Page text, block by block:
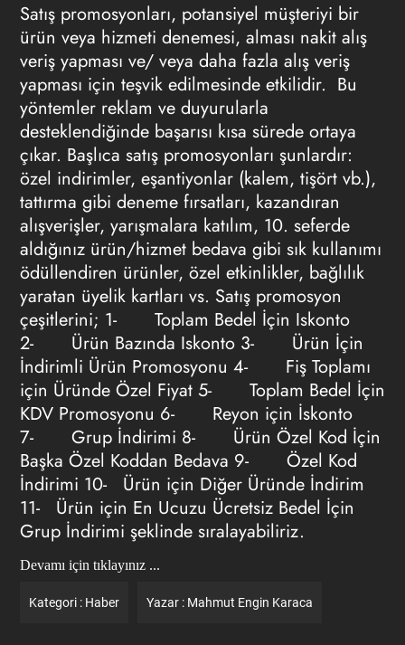
Satış promosyonları, potansiyel müşteriyi bir
ürün veya hizmeti denemesi, alması nakit alış
veriş yapması ve/ veya daha fazla alış veriş
yapması için teşvik edilmesinde etkilidir. Bu
yöntemler reklam ve duyurularla
desteklendiğinde başarısı kısa sürede ortaya
çıkar. Başlıca satış promosyonları şunlardır:
özel indirimler, eşantiyonlar (kalem, tişört vb.),
tattırma gibi deneme fırsatları, kazandıran
alışverişler, yarışmalara katılım, 10. seferde
aldığınız ürün/hizmet bedava gibi sık kullanımı
ödüllendiren ürünler, özel etkinlikler, bağlılık
yaratan üyelik kartları vs. Satış promosyon
çeşitlerini; 1- Toplam Bedel İçin Iskonto
2- Ürün Bazında Iskonto 3- Ürün İçin
İndirimli Ürün Promosyonu 4- Fiş Toplamı
için Üründe Özel Fiyat 5- Toplam Bedel İçin
KDV Promosyonu 6- Reyon için İskonto
7- Grup İndirimi 8- Ürün Özel Kod İçin
Başka Özel Koddan Bedava 9- Özel Kod
İndirimi 10- Ürün için Diğer Üründe İndirim
11- Ürün için En Ucuzu Ücretsiz Bedel İçin
Grup İndirimi şeklinde sıralayabiliriz.
Devamı için tıklayınız ...
Kategori : Haber Yazar : Mahmut Engin Karaca